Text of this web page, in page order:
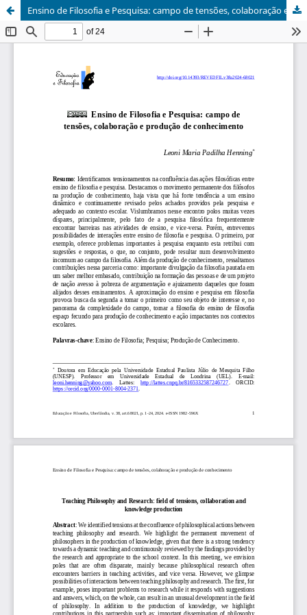
Ensino de Filosofia e Pesquisa: campo de tensões, colaboração e produção de conhecimento